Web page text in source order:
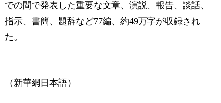
での間で発表した重要な文章、演説、報告、談話、
指示、書簡、題辞など77編、約49万字が収録され
た。
（新華網日本語）